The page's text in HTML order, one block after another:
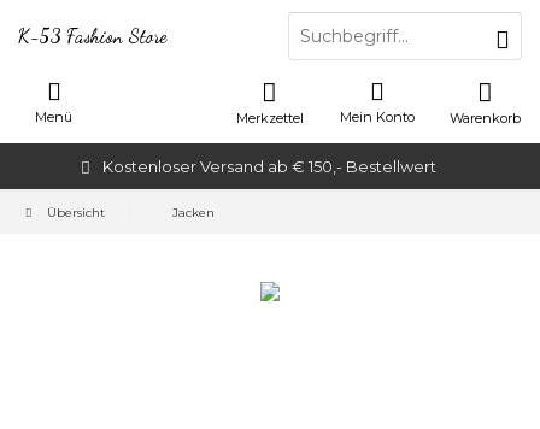
Kostenloser Versand ab € 150,- Bestellwert
K-53 Fashion Store
Warenkorb
Merkzettel Mein Konto
Menü
Übersicht Jacken